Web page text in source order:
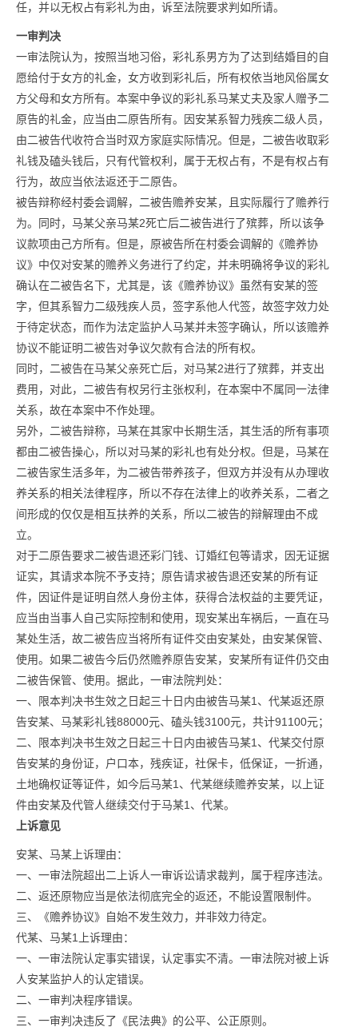
任，并以无权占有彩礼为由，诉至法院要求判如所请。
一审判决
一审法院认为，按照当地习俗，彩礼系男方为了达到结婚目的自
愿给付于女方的礼金，女方收到彩礼后，所有权依当地风俗属女
方父母和女方所有。本案中争议的彩礼系马某丈夫及家人赠予二
原告的礼金，应当由二原告所有。因安某系智力残疾二级人员，
由二被告代收符合当时双方家庭实际情况。但是，二被告收取彩
礼钱及磕头钱后，只有代管权利，属于无权占有，不是有权占有
行为，故应当依法返还于二原告。
被告辩称经村委会调解，二被告赡养安某，且实际履行了赡养行
为。同时，马某父亲马某2死亡后二被告进行了殡葬，所以该争
议款项由己方所有。但是，原被告所在村委会调解的《赡养协
议》中仅对安某的赡养义务进行了约定，并未明确将争议的彩礼
确认在二被告名下，尤其是，该《赡养协议》虽然有安某的签
字，但其系智力二级残疾人员，签字系他人代签，故签字效力处
于待定状态，而作为法定监护人马某并未签字确认，所以该赡养
协议不能证明二被告对争议欠款有合法的所有权。
同时，二被告在马某父亲死亡后，对马某2进行了殡葬，并支出
费用，对此，二被告有权另行主张权利，在本案中不属同一法律
关系，故在本案中不作处理。
另外，二被告辩称，马某在其家中长期生活，其生活的所有事项
都由二被告操心，所以对马某的彩礼也有处分权。但是，马某在
二被告家生活多年，为二被告带养孩子，但双方并没有从办理收
养关系的相关法律程序，所以不存在法律上的收养关系，二者之
间形成的仅仅是相互扶养的关系，所以二被告的辩解理由不成
立。
对于二原告要求二被告退还彩门钱、订婚红包等请求，因无证据
证实，其请求本院不予支持；原告请求被告退还安某的所有证
件，因证件是证明自然人身份主体，获得合法权益的主要凭证，
应当由当事人自己实际控制和使用，现安某出车祸后，一直在马
某处生活，故二被告应当将所有证件交由安某处，由安某保管、
使用。如果二被告今后仍然赡养原告安某，安某所有证件仍交由
二被告保管、使用。据此，一审法院判处：
一、限本判决书生效之日起三十日内由被告马某1、代某返还原
告安某、马某彩礼钱88000元、磕头钱3100元，共计91100元；
二、限本判决书生效之日起三十日内由被告马某1、代某交付原
告安某的身份证，户口本，残疾证，社保卡，低保证，一折通，
土地确权证等证件，如今后马某1、代某继续赡养安某，以上证
件由安某及代管人继续交付于马某1、代某。
上诉意见
安某、马某上诉理由：
一、一审法院超出二上诉人一审诉讼请求裁判，属于程序违法。
二、返还原物应当是依法彻底完全的返还，不能设置限制件。
三、《赡养协议》自始不发生效力，并非效力待定。
代某、马某1上诉理由：
一、一审法院认定事实错误，认定事实不清。一审法院对被上诉
人安某监护人的认定错误。
二、一审判决程序错误。
三、一审判决违反了《民法典》的公平、公正原则。